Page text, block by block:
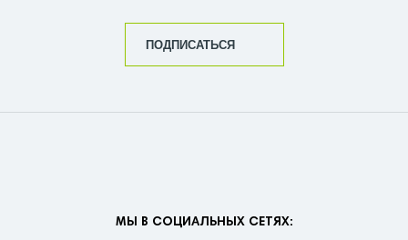
ПОДПИСАТЬСЯ
МЫ В СОЦИАЛЬНЫХ СЕТЯХ: